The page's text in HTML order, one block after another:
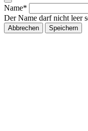
Name*
Der Name darf nicht leer
Abbrechen Speichern